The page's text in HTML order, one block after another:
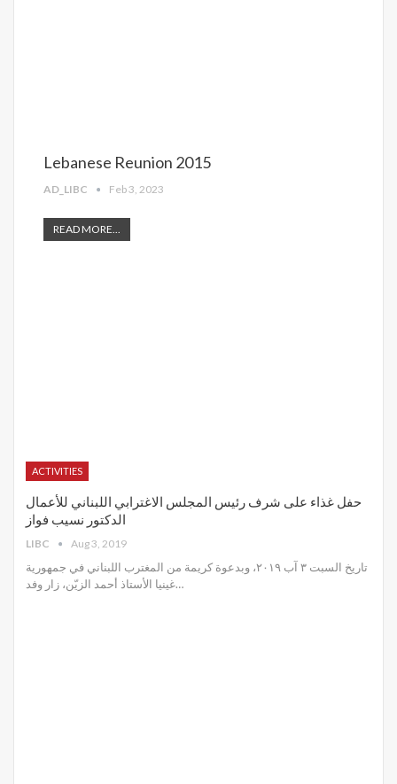
Lebanese Reunion 2015
AD_LIBC Feb 3, 2023
READ MORE...
ACTIVITIES
حفل غذاء على شرف رئيس المجلس الاغترابي اللبناني للأعمال
الدكتور نسيب فواز
LIBC Aug 3, 2019
تاريخ السبت ٣ آب ٢٠١٩، وبدعوة كريمة من المغترب اللبناني في جمهورية
غينيا الأستاذ أحمد الزيّن، زار وفد…